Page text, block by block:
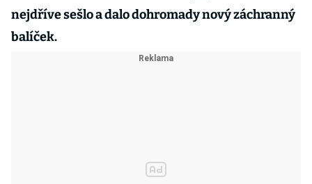
nejdříve sešlo a dalo dohromady nový záchranný
balíček.